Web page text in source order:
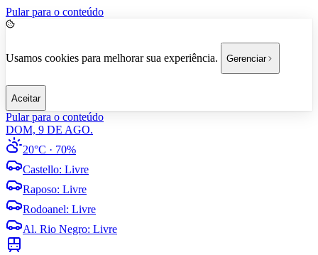
Pular para o conteúdo
Usamos cookies para melhorar sua experiência. Gerenciar
Aceitar
Pular para o conteúdo
DOM, 9 DE AGO.
20°C · 70%
Castello: Livre
Raposo: Livre
Rodoanel: Livre
Al. Rio Negro: Livre